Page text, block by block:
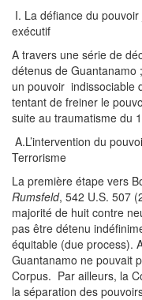
I. La défiance du
exécutif
A travers une série de
détenus de Guantanamo
un pouvoir indissociable
tentant de freiner le
suite au traumatisme du
A.L’intervention du
Terrorisme
La première étape vers
Rumsfeld, 542 U.S. 507
majorité de huit contre
pas être détenu
équitable (due process).
Guantanamo ne pouvait
Corpus. Par ailleurs, la
la séparation des